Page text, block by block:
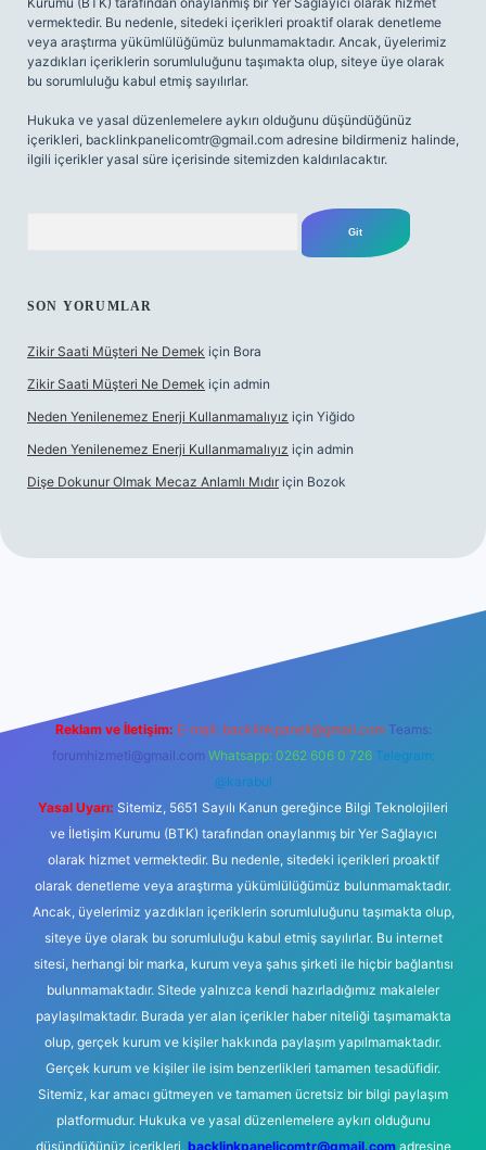
vermektedir. Bu nedenle, sitedeki içerikleri proaktif olarak denetleme
veya araştırma yükümlülüğümüz bulunmamaktadır. Ancak, üyelerimiz
yazdıkları içeriklerin sorumluluğunu taşımakta olup, siteye üye olarak
bu sorumluluğu kabul etmiş sayılırlar.
Hukuka ve yasal düzenlemelere aykırı olduğunu düşündüğünüz
içerikleri, backlinkpanelicomtr@gmail.com adresine bildirmeniz halinde,
ilgili içerikler yasal süre içerisinde sitemizden kaldırılacaktır.
SON YORUMLAR
Zikir Saati Müşteri Ne Demek için Bora
Zikir Saati Müşteri Ne Demek için admin
Neden Yenilenemez Enerji Kullanmamalıyız için Yiğido
Neden Yenilenemez Enerji Kullanmamalıyız için admin
Dişe Dokunur Olmak Mecaz Anlamlı Mıdır için Bozok
Reklam ve İletişim: E-mail: backlinkpaneli@gmail.com Teams:
forumhizmeti@gmail.com Whatsapp: 0262 606 0 726 Telegram:
@karabul
Yasal Uyarı: Sitemiz, 5651 Sayılı Kanun gereğince Bilgi Teknolojileri
ve İletişim Kurumu (BTK) tarafından onaylanmış bir Yer Sağlayıcı
olarak hizmet vermektedir. Bu nedenle, sitedeki içerikleri proaktif
olarak denetleme veya araştırma yükümlülüğümüz bulunmamaktadır.
Ancak, üyelerimiz yazdıkları içeriklerin sorumluluğunu taşımakta olup,
siteye üye olarak bu sorumluluğu kabul etmiş sayılırlar. Bu internet
sitesi, herhangi bir marka, kurum veya şahıs şirketi ile hiçbir bağlantısı
bulunmamaktadır. Sitede yalnızca kendi hazırladığımız makaleler
paylaşılmaktadır. Burada yer alan içerikler haber niteliği taşımamakta
olup, gerçek kurum ve kişiler hakkında paylaşım yapılmamaktadır.
Gerçek kurum ve kişiler ile isim benzerlikleri tamamen tesadüfidir.
Sitemiz, kar amacı gütmeyen ve tamamen ücretsiz bir bilgi paylaşım
platformudur. Hukuka ve yasal düzenlemelere aykırı olduğunu
düşündüğünüz içerikleri, backlinkpanelicomtr@gmail.comadresine